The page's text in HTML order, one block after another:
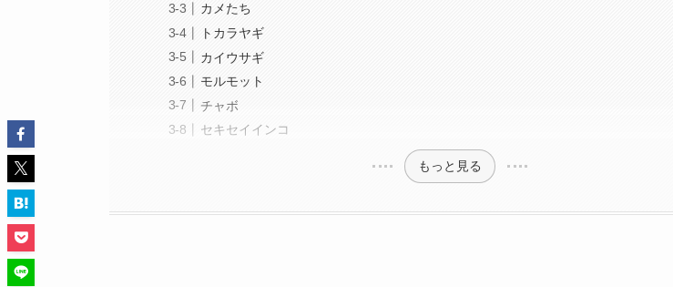
カメたち
トカラヤギ
カイウサギ
モルモット
チャボ
セキセイインコ
もっと見る